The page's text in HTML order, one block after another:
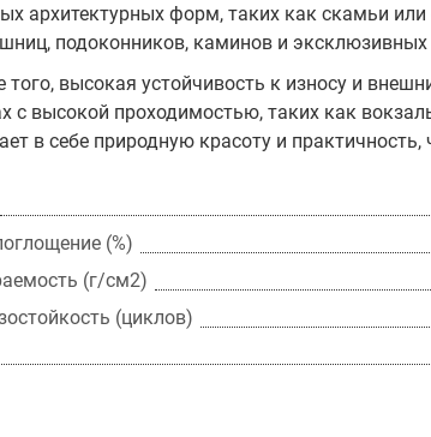
архитектурных форм, таких как скамьи
подоконников, каминов и
того, высокая устойчивость к износу и
с высокой проходимостью, таких как
в себе природную красоту и
(%)
(г/см2)
(циклов)